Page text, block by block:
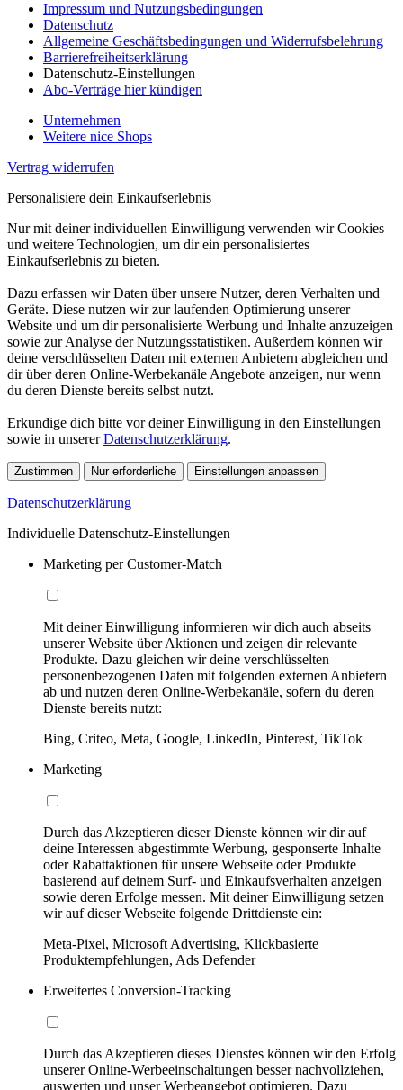
Impressum und Nutzungsbedingungen
Datenschutz
Allgemeine Geschäftsbedingungen und Widerrufsbelehrung
Barrierefreiheitserklärung
Datenschutz-Einstellungen
Abo-Verträge hier kündigen
Unternehmen
Weitere nice Shops
Vertrag widerrufen
Personalisiere dein Einkaufserlebnis
Nur mit deiner individuellen Einwilligung verwenden wir Cookies
und weitere Technologien, um dir ein personalisiertes
Einkaufserlebnis zu bieten.
Dazu erfassen wir Daten über unsere Nutzer, deren Verhalten und
Geräte. Diese nutzen wir zur laufenden Optimierung unserer
Website und um dir personalisierte Werbung und Inhalte anzuzeigen
sowie zur Analyse der Nutzungsstatistiken. Außerdem können wir
deine verschlüsselten Daten mit externen Anbietern abgleichen und
dir über deren Online-Werbekanäle Angebote anzeigen, nur wenn
du deren Dienste bereits selbst nutzt.
Erkundige dich bitte vor deiner Einwilligung in den Einstellungen
sowie in unsererDatenschutzerklärung.
Zustimmen Nur erforderliche Einstellungen anpassen
Datenschutzerklärung
Individuelle Datenschutz-Einstellungen
Marketing per Customer-Match
Mit deiner Einwilligung informieren wir dich auch abseits
unserer Website über Aktionen und zeigen dir relevante
Produkte. Dazu gleichen wir deine verschlüsselten
personenbezogenen Daten mit folgenden externen Anbietern
ab und nutzen deren Online-Werbekanäle, sofern du deren
Dienste bereits nutzt:
Bing, Criteo, Meta, Google, LinkedIn, Pinterest, TikTok
Marketing
Durch das Akzeptieren dieser Dienste können wir dir auf
deine Interessen abgestimmte Werbung, gesponserte Inhalte
oder Rabattaktionen für unsere Webseite oder Produkte
basierend auf deinem Surf- und Einkaufsverhalten anzeigen
sowie deren Erfolge messen. Mit deiner Einwilligung setzen
wir auf dieser Webseite folgende Drittdienste ein:
Meta-Pixel, Microsoft Advertising, Klickbasierte
Produktempfehlungen, Ads Defender
Erweitertes Conversion-Tracking
Durch das Akzeptieren dieses Dienstes können wir den Erfolg
unserer Online-Werbeeinschaltungen besser nachvollziehen,
auswerten und unser Werbeangebot optimieren. Dazu